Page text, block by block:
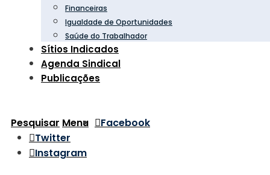
Financeiras
Igualdade de Oportunidades
Saúde do Trabalhador
Sítios Indicados
Agenda Sindical
Publicações
Pesquisar Menu
Facebook
Twitter
Instagram